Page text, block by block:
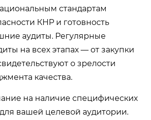
стандартам
КНР и готовность
аудиты. Регулярные
на всех этапах — от закупки
о зрелости
качества.
на наличие специфических
вашей целевой аудитории.